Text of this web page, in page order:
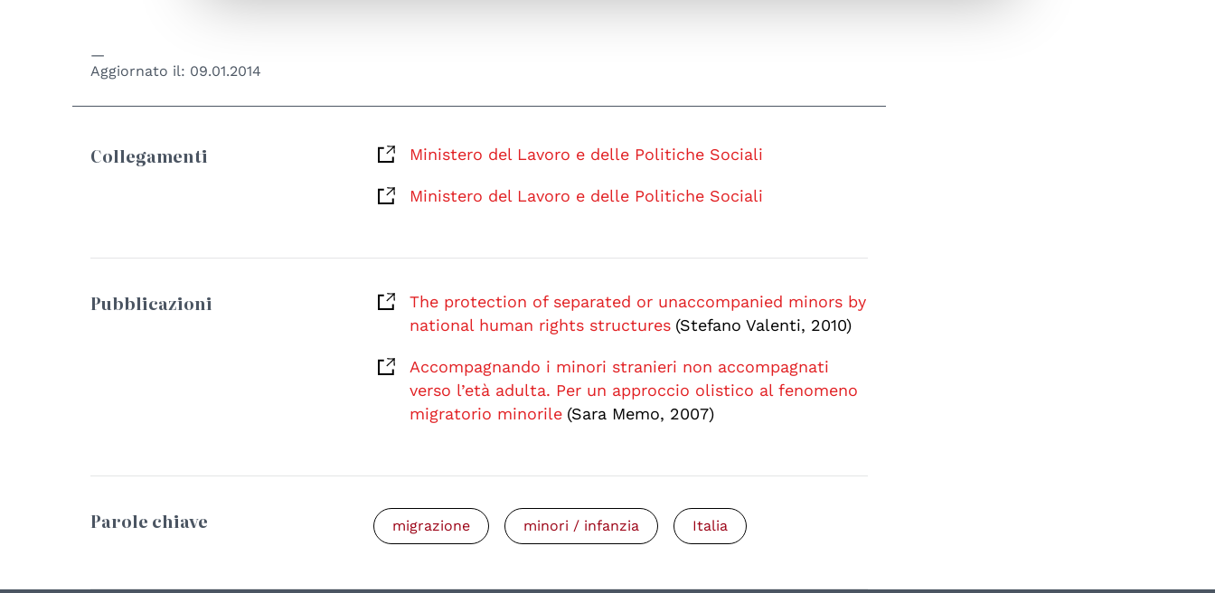
Aggiornato il: 09.01.2014
Collegamenti Ministero del Lavoro e delle Politiche Sociali
Ministero del Lavoro e delle Politiche Sociali
Pubblicazioni
The protection of separated or unaccompanied minors by
national human rights structures (Stefano Valenti, 2010)
Accompagnando i minori stranieri non accompagnati
verso l’età adulta. Per un approccio olistico al fenomeno
migratorio minorile (Sara Memo, 2007)
Parole chiave migrazione minori / infanzia Italia